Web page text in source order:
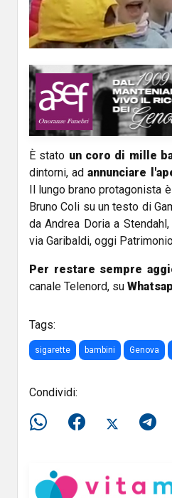
È stato un coro di mille
dintorni, adannunciare
Il lungo brano protagonista
Bruno Coli su un testo di
da Andrea Doria a
via Garibaldi, oggi
Per restare sempre
canale Telenord, su
Tags:
sigarette bambini Genova
Condividi: